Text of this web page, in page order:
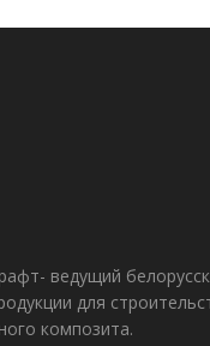
ведущий
для
композита.